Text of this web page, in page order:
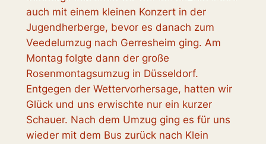
auch mit einem kleinen Konzert in der
Jugendherberge, bevor es danach zum
Veedelumzug nach Gerresheim ging. Am
Montag folgte dann der große
Rosenmontagsumzug in Düsseldorf.
Entgegen der Wettervorhersage, hatten wir
Glück und uns erwischte nur ein kurzer
Schauer. Nach dem Umzug ging es für uns
wieder mit dem Bus zurück nach Klein